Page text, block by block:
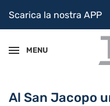
Scarica la nostra APP
MENU
Al San Jacopo